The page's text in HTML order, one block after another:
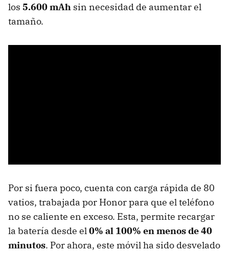
los 5.600 mAh sin necesidad de aumentar el
tamaño.
Por si fuera poco, cuenta con carga rápida de 80
vatios, trabajada por Honor para que el teléfono
no se caliente en exceso. Esta, permite recargar
la batería desde el0% al 100% en menos de 40
minutos. Por ahora, este móvil ha sido desvelado